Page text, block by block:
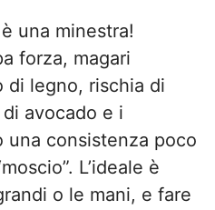
una minestra!
forza, magari
di legno, rischia di
avocado e i
una consistenza poco
L’ideale è
o le mani, e fare